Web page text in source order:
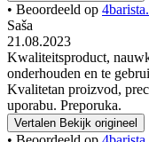
• Beoordeeld op
Saša
21.08.2023
Kwaliteitsproduct,
onderhouden en te
Kvalitetan proizvod,
uporabu. Preporuka.
Vertalen Bekijk origineel